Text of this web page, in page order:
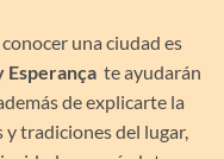
una ciudad es
Esperança te ayudarán
de explicarte la
tradiciones del lugar,